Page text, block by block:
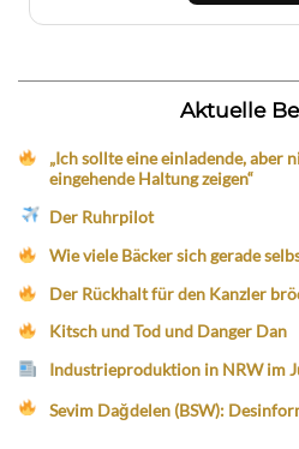
Aktuelle
„Ich sollte eine einladende, aber
eingehende Haltung zeigen“
Der Ruhrpilot
Wie viele Bäcker sich gerade
Der Rückhalt für den Kanzler
Kitsch und Tod und Danger Dan
Industrieproduktion in NRW im
Sevim Dağdelen (BSW):